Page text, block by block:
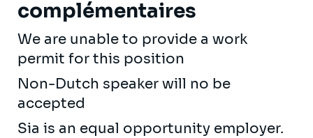
complémentaires
We are unable to provide a work
permit for this position
Non-Dutch speaker will no be
accepted
Sia is an equal opportunity employer.